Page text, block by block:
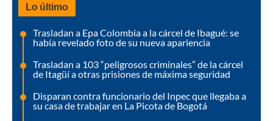
Lo último
Trasladan a Epa Colombia a la cárcel de Ibagué: se
había revelado foto de su nueva apariencia
Trasladan a 103 “peligrosos criminales” de la cárcel
de Itagüí a otras prisiones de máxima seguridad
Disparan contra funcionario del Inpec que llegaba a
su casa de trabajar en La Picota de Bogotá